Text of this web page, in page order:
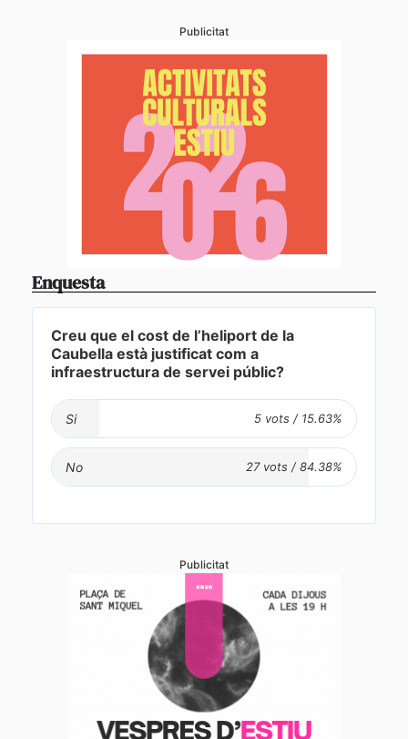
Publicitat
Enquesta
Creu que el cost de l’heliport de la
Caubella està justificat com a
infraestructura de servei públic?
Si
No
Publicitat